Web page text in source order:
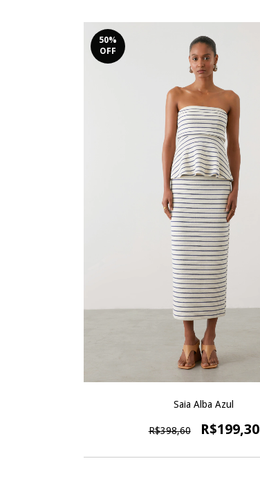
50%
OFF
Saia Alba Azul
R$398,60 R$199,30